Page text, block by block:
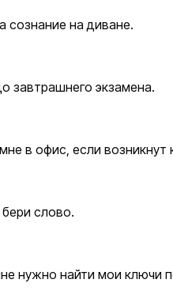
сознание на диване.
завтрашнего экзамена.
в офис, если
слово.
нужно найти мои ключи